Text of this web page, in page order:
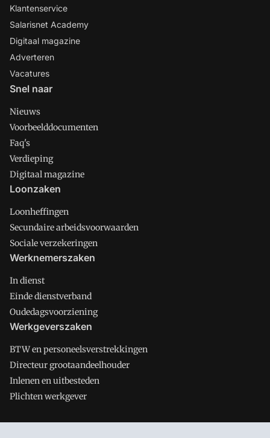
Klantenservice
Salarisnet Academy
Digitaal magazine
Adverteren
Vacatures
Snel naar
Nieuws
Voorbeelddocumenten
Faq's
Verdieping
Digitaal magazine
Loonzaken
Loonheffingen
Secundaire arbeidsvoorwaarden
Sociale verzekeringen
Werknemerszaken
In dienst
Einde dienstverband
Oudedagsvoorziening
Werkgeverszaken
BTW en personeelsverstrekkingen
Directeur grootaandeelhouder
Inlenen en uitbesteden
Plichten werkgever